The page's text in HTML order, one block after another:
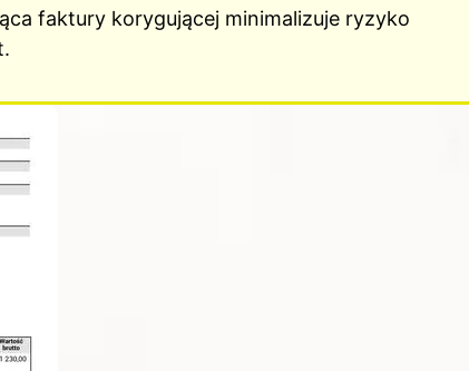
faktury korygującej minimalizuje ryzyko